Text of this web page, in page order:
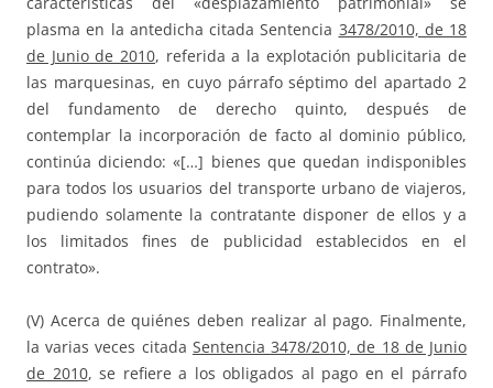
plasma en la antedicha citada Sentencia 3478/2010, de 18
de Junio de 2010, referida a la explotación publicitaria de
las marquesinas, en cuyo párrafo séptimo del apartado 2
del fundamento de derecho quinto, después de
contemplar la incorporación de facto al dominio público,
continúa diciendo: «[…] bienes que quedan indisponibles
para todos los usuarios del transporte urbano de viajeros,
pudiendo solamente la contratante disponer de ellos y a
los limitados fines de publicidad establecidos en el
contrato».
(V) Acerca de quiénes deben realizar al pago. Finalmente,
la varias veces citada Sentencia 3478/2010, de 18 de Junio
de 2010, se refiere a los obligados al pago en el párrafo